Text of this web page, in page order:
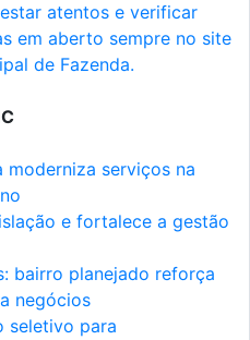
atentos e verificar
em aberto sempre no site
de Fazenda.
moderniza serviços na
e fortalece a gestão
bairro planejado reforça
negócios
seletivo para